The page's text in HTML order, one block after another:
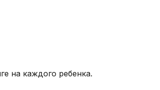
на каждого ребенка.